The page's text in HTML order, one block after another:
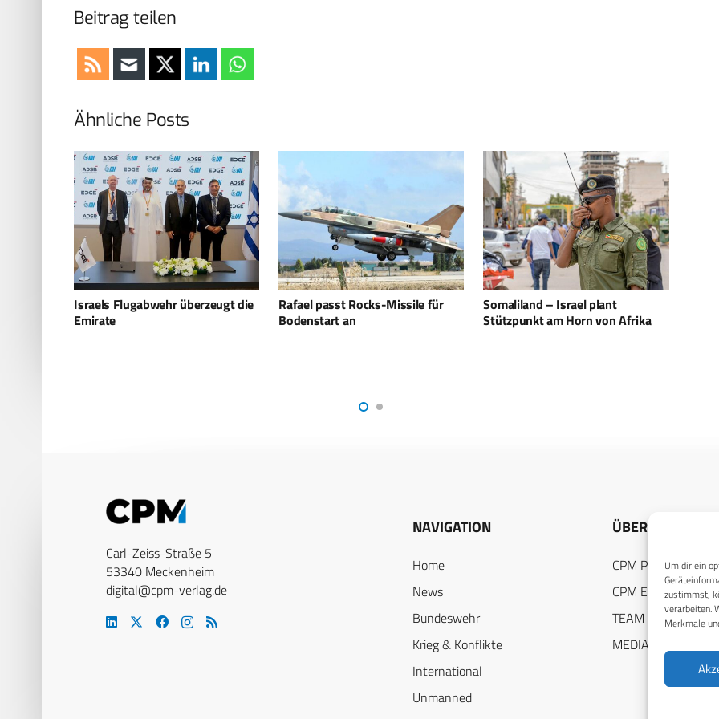
Um dir ein
zustimmst,
verarbeiten.
Merkmale
Beitrag teilen
Ähnliche Posts
Rafael passt Rocks-Missile für
Bodenstart an
Somaliland – Israel plant
Stützpunkt am Horn von Afrika
Nano SPEAR schützt israelische
Kampfjets vor Raketen
Carl-Zeiss-Straße 5
53340 Meckenheim
digital@cpm-verlag.de
NAVIGATION
Home
News
Bundeswehr
Krieg & Konflikte
International
Unmanned
ÜBER UNS
CPM
CPM EVENTS
TEAM
MEDIADATEN